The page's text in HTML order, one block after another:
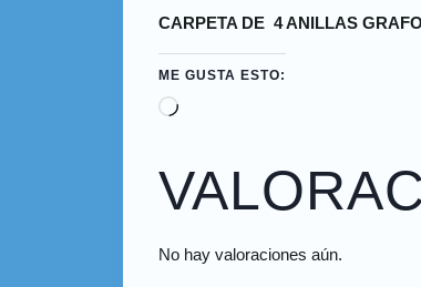
CARPETA DE 4 ANILLAS
ME GUSTA ESTO:
No hay valoraciones aún.